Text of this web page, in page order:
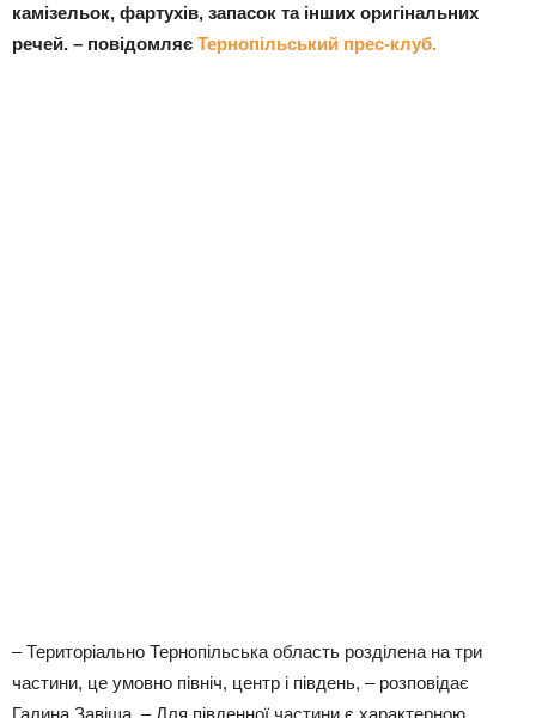
камізельок, фартухів, запасок та інших оригінальних
речей. – повідомляє Тернопільський прес-клуб.
– Територіально Тернопільська область розділена на три
частини, це умовно північ, центр і південь, – розповідає
Галина Завіша. – Для південної частини є характерною